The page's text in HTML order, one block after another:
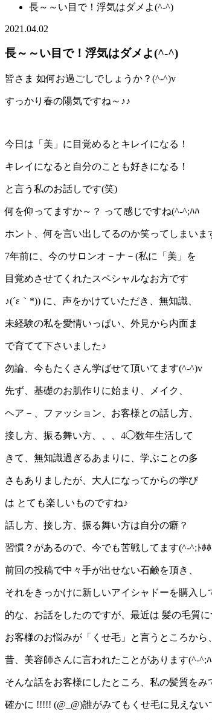
長～～い目で！浮気はダメよ(^-^)
2021.04.02
長～～い目で！浮気はダメよ(^-^)
皆さま 如何お過ごしでしょうか？(^-^)v
すっかり春の陽気ですね～♪♪
今日は「美」に目覚めるとキレイになる！
キレイになると自分のことも好きになる！
と言う私のお話しです(笑)
何を仰ってますか～？ って感じですね(^-^;ﾊﾊ
ホント、何を言い出してるのか笑ってしまい
7年前に、今のサロンオ－ナ－(私に「美」を
目覚めさせてくれたスペシャルなお方です
♪(´ε｀*)) に、声をかけていただき、無知識、
未経験の私を愛情いっぱい、外見から内面ま
で育てて下さいました♪
勿論、今もたくさん学ばせて頂いてます(^-^)v
先ず、基礎のお肌作りに始まり、メイク、
ヘア－、ファッション、お客様との話し方、
接し方、振る舞い方、、、4◯数年生活して
きて、無知識過ぎるあまりに、学ぶことの多
さもありましたが、大人になってからの学び
は とても楽しいものですね♪
話し方、接し方、振る舞い方は自分の癖？
習慣？があるので、今でも苦戦してます(^-^;ﾄﾎﾎ
前回の投稿で中々手が出せない石鹸を頂き、
それをきっかけに新しいアイシャドーを購入し
的な、お話をしたのですが、最近は 髪の毛質
お客様のお悩みが「くせ毛」と言うところか
昔、美容師さんに言われたことがあります(^-^;
そんな話をお客様にしたところ、私の髪質をみ
確かに !!!!! (@_@)誰がみてもくせ毛に見えない